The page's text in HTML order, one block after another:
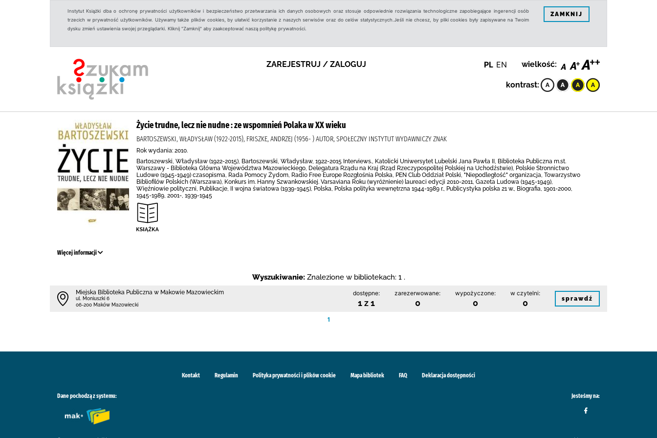
Instytut Książki dba o ochronę prywatności użytkowników i bezpieczeństwo przetwarzania ich danych osobowych oraz stosuje odpowiednie rozwiązania technologiczne zapobiegające ingerencji osób
trzecich w prywatność użytkowników. Używamy także plików cookies, by ułatwić korzystanie z naszych serwisów oraz do celów statystycznych.Jeśli nie chcesz, by pliki cookies były zapisywane na Twoim
dysku zmień ustawienia swojej przeglądarki. Kliknij "Zamknij" aby zaakceptować naszą politykę prywatności.
ZAMKNIJ
ZAREJESTRUJ / ZALOGUJ PL EN wielkość:
kontrast:
Życie trudne, lecz nie nudne : ze wspomnień Polaka w XX wieku
BARTOSZEWSKI, WŁADYSŁAW (1922-2015), FRISZKE, ANDRZEJ (1956- ) AUTOR, SPOŁECZNY INSTYTUT WYDAWNICZY ZNAK
Rok wydania: 2010.
Bartoszewski, Władysław (1922-2015), Bartoszewski, Władysław, 1922-2015 Interviews., Katolicki Uniwersytet Lubelski Jana Pawła II, Biblioteka Publiczna m.st.
Warszawy - Biblioteka Główna Województwa Mazowieckiego, Delegatura Rządu na Kraj (Rząd Rzeczypospolitej Polskiej na Uchodźstwie), Polskie Stronnictwo
Ludowe (1945-1949) czasopisma, Rada Pomocy Żydom, Radio Free Europe Rozgłośnia Polska, PEN Club Oddział Polski, "Niepodległość" organizacja, Towarzystwo
Bibliofilów Polskich (Warszawa), Konkurs im. Hanny Szwankowskiej. Varsaviana Roku (wyróżnienie) laureaci edycji 2010-2011, Gazeta Ludowa (1945-1949),
Więźniowie polityczni, Publikacje, II wojna światowa (1939-1945), Polska, Polska polityka wewnętrzna 1944-1989 r., Publicystyka polska 21 w., Biografia, 1901-2000,
1945-1989, 2001-, 1939-1945
Więcej informacji
Wyszukiwanie: Znalezione w bibliotekach: 1 .
Miejska Biblioteka Publiczna w Makowie Mazowieckim
ul. Moniuszki 6
06-200 Maków Mazowiecki
dostępne:
1 z 1
zarezerwowane:
0
wypożyczone:
0
w czytelni:
0 sprawdź
1
Kontakt Regulamin Polityka prywatności i plików cookie Mapa bibliotek FAQ Deklaracja dostępności
Dane pochodzą z systemu: Jesteśmy na: